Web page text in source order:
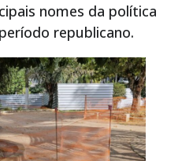
nomes da política
republicano.